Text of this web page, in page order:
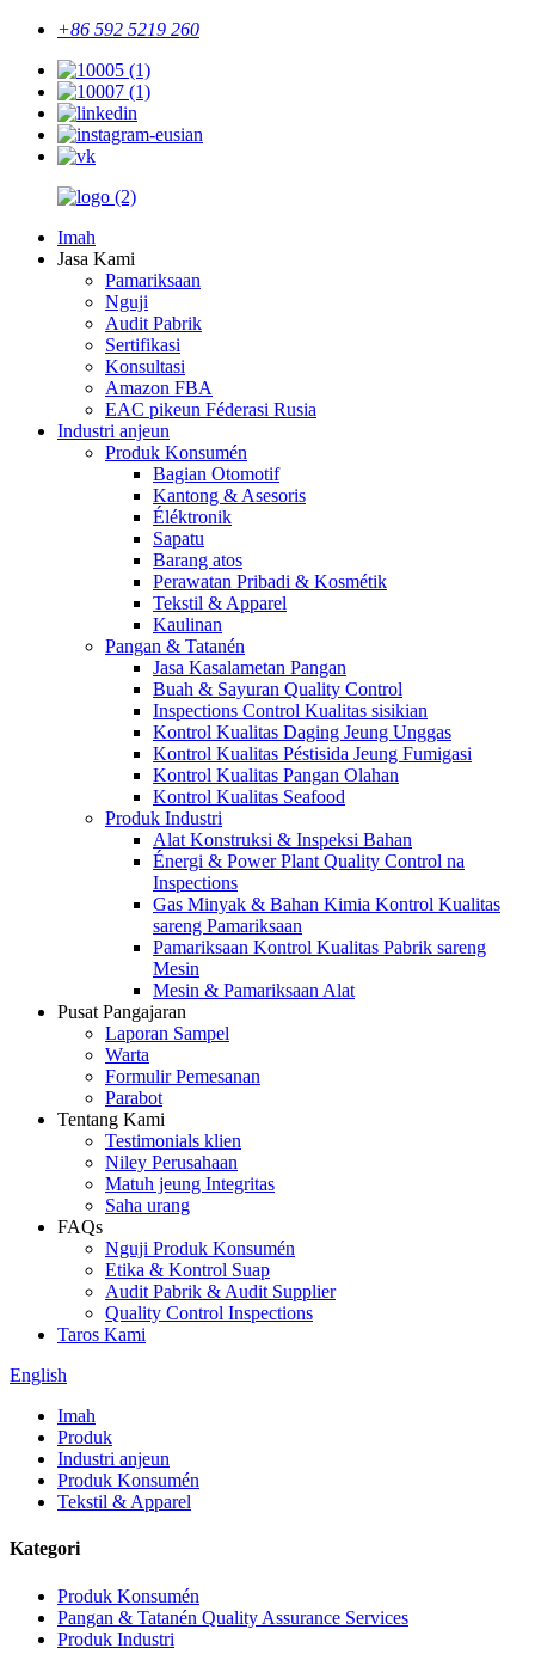
+86 592 5219 260
Imah
Jasa Kami
Pamariksaan
Nguji
Audit Pabrik
Sertifikasi
Konsultasi
Amazon FBA
EAC pikeun Féderasi Rusia
Industri anjeun
Produk Konsumén
Bagian Otomotif
Kantong & Asesoris
Éléktronik
Sapatu
Barang atos
Perawatan Pribadi & Kosmétik
Tekstil & Apparel
Kaulinan
Pangan & Tatanén
Jasa Kasalametan Pangan
Buah & Sayuran Quality Control
Inspections Control Kualitas sisikian
Kontrol Kualitas Daging Jeung Unggas
Kontrol Kualitas Péstisida Jeung Fumigasi
Kontrol Kualitas Pangan Olahan
Kontrol Kualitas Seafood
Produk Industri
Alat Konstruksi & Inspeksi Bahan
Énergi & Power Plant Quality Control na
Inspections
Gas Minyak & Bahan Kimia Kontrol Kualitas
sareng Pamariksaan
Pamariksaan Kontrol Kualitas Pabrik sareng
Mesin
Mesin & Pamariksaan Alat
Pusat Pangajaran
Laporan Sampel
Warta
Formulir Pemesanan
Parabot
Tentang Kami
Testimonials klien
Niley Perusahaan
Matuh jeung Integritas
Saha urang
FAQs
Nguji Produk Konsumén
Etika & Kontrol Suap
Audit Pabrik & Audit Supplier
Quality Control Inspections
Taros Kami
English
Imah
Produk
Industri anjeun
Produk Konsumén
Tekstil & Apparel
Kategori
Produk Konsumén
Pangan & Tatanén Quality Assurance Services
Produk Industri